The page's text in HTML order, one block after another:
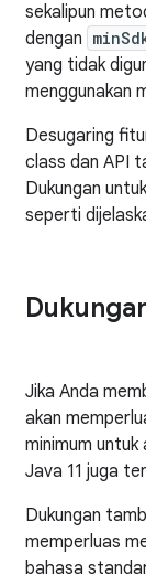
sekalipun
dengan
yang tidak
menggunakan
Desugaring
class dan API
Dukungan
seperti
Jika Anda
akan
minimum
Java 11 juga
Dukungan
memperluas
bahasa